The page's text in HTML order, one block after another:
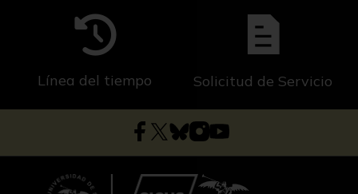
Línea del tiempo Solicitud de Servicio